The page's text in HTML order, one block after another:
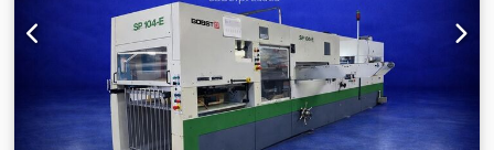
med pall Utmatningspallens höjd: max. 1.400 mm med pall
Max pallstorlek: 900 x 1.300 mm 6. Utrustning och
egenskaper – Lämplig för bearbetning av kartong och
papper – Ej lämplig för wellpapp – Avfallshantering möjlig
via avskiljningsram och separationsgaller – EMS
sidolinjesystem för inriktning efter tryckta märken